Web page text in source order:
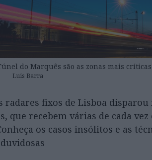
do Marquês são as zonas mais
Luis Barra
radares fixos de Lisboa
que recebem várias de cada vez
os casos insólitos e as